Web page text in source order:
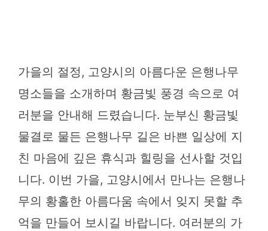
가을의 절정, 고양시의 아름다운 은행나무
명소들을 소개하며 황금빛 풍경 속으로 여
러분을 안내해 드렸습니다. 눈부신 황금빛
물결로 물든 은행나무 길은 바쁜 일상에 지
친 마음에 깊은 휴식과 힐링을 선사할 것입
니다. 이번 가을, 고양시에서 만나는 은행나
무의 황홀한 아름다움 속에서 잊지 못할 추
억을 만들어 보시길 바랍니다. 여러분의 가